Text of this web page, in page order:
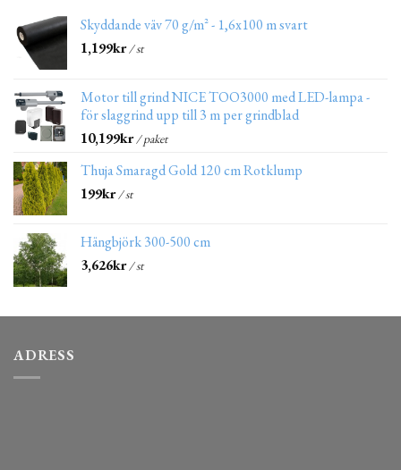
Skyddande väv 70 g/m² - 1,6x100 m svart
1,199kr/ st
Motor till grind NICE TOO3000 med LED-lampa -
för slaggrind upp till 3 m per grindblad
10,199kr/ paket
Thuja Smaragd Gold 120 cm Rotklump
199kr/ st
Hängbjörk 300-500 cm
3,626kr/ st
ADRESS